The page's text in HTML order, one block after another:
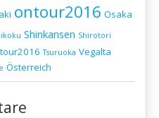
ontour2016 Osaka
Shinkansen Shirotori
tour2016 Tsuruoka Vegalta
Österreich